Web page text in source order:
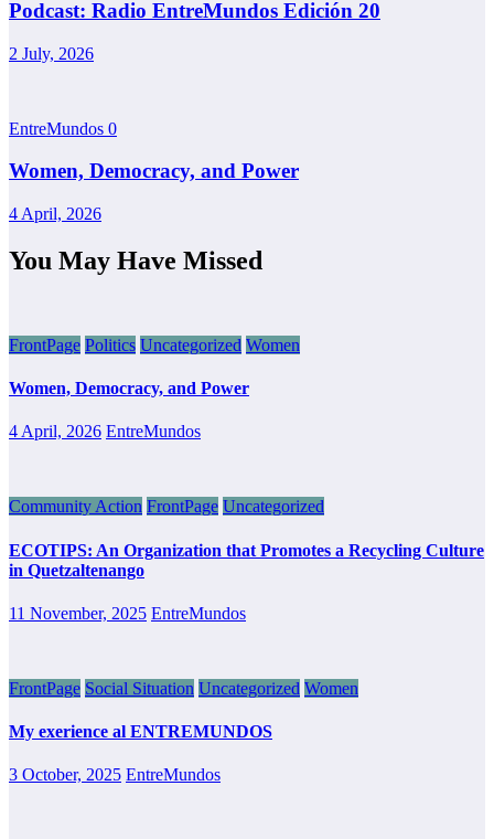
Podcast: Radio EntreMundos Edición 20
2 July, 2026
EntreMundos 0
Women, Democracy, and Power
4 April, 2026
You May Have Missed
FrontPage Politics Uncategorized Women
Women, Democracy, and Power
4 April, 2026 EntreMundos
Community Action FrontPage Uncategorized
ECOTIPS: An Organization that Promotes a Recycling Culture
in Quetzaltenango
11 November, 2025 EntreMundos
FrontPage Social Situation Uncategorized Women
My exerience al ENTREMUNDOS
3 October, 2025 EntreMundos